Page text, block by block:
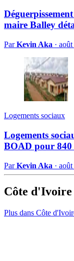
maire Balley
ParKevin Aka ·
Logements sociaux
Logements
BOAD pour 840
ParKevin Aka ·
Côte d'Ivoire
Plus dans Côte